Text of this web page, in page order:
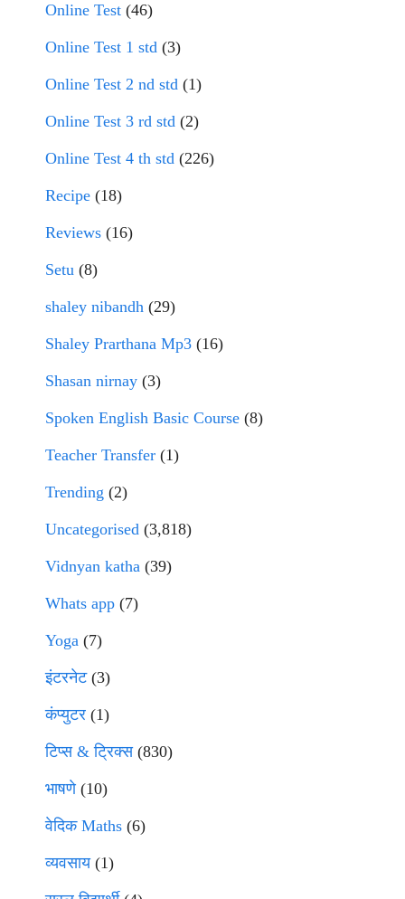
Online Test (46)
Online Test 1 std (3)
Online Test 2 nd std (1)
Online Test 3 rd std (2)
Online Test 4 th std (226)
Recipe (18)
Reviews (16)
Setu (8)
shaley nibandh (29)
Shaley Prarthana Mp3 (16)
Shasan nirnay (3)
Spoken English Basic Course (8)
Teacher Transfer (1)
Trending (2)
Uncategorised (3,818)
Vidnyan katha (39)
Whats app (7)
Yoga (7)
इंटरनेट(3)
कंप्युटर (1)
टिप्स & ट्रिक्स(830)
भाषणे(10)
वेदिक Maths (6)
व्यवसाय(1)